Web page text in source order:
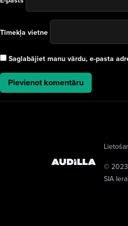
Tīmekļa vietne
Saglabājiet manu vārdu, e-pasta
© 2023
SIA